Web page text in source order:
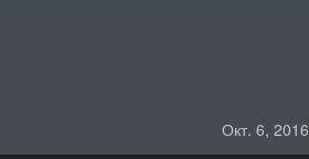
Окт. 6, 2016